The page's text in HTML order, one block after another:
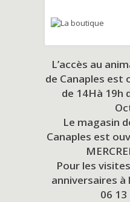
L’accès au
de Canaples est
de 14Hà 19h
Le magasin
Canaples est
Pour les
anniversaires
06 13